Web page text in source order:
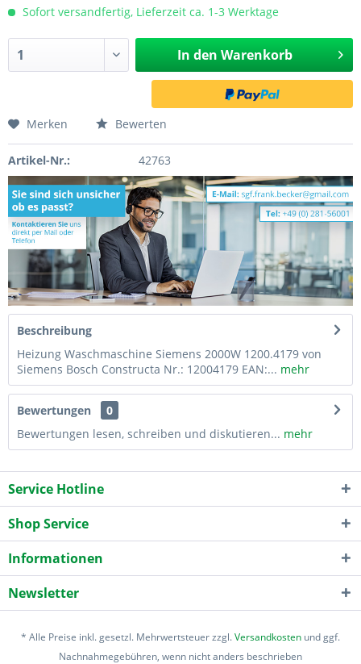
Sofort versandfertig, Lieferzeit ca. 1-3 Werktage
In den Warenkorb
Merken Bewerten
Artikel-Nr.: 42763
Beschreibung
Heizung Waschmaschine Siemens 2000W 1200.4179 von
Siemens Bosch Constructa Nr.: 12004179 EAN:... mehr
Bewertungen
0
Bewertungen lesen, schreiben und diskutieren... mehr
Service Hotline
Shop Service
Informationen
Newsletter
* Alle Preise inkl. gesetzl. Mehrwertsteuer zzgl.Versandkosten und ggf.
Nachnahmegebühren, wenn nicht anders beschrieben